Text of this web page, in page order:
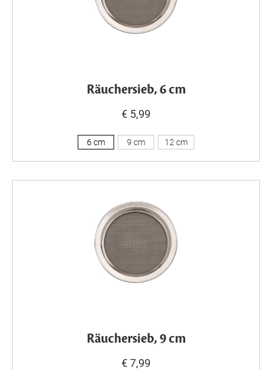
Räuchersieb, 6 cm
€ 5,99
6 cm 9 cm 12 cm
Räuchersieb, 9 cm
€ 7,99